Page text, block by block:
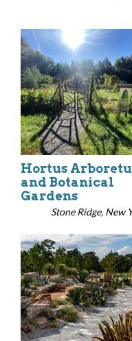
Hortus
and Botanical
Gardens
Stone Ridge, New